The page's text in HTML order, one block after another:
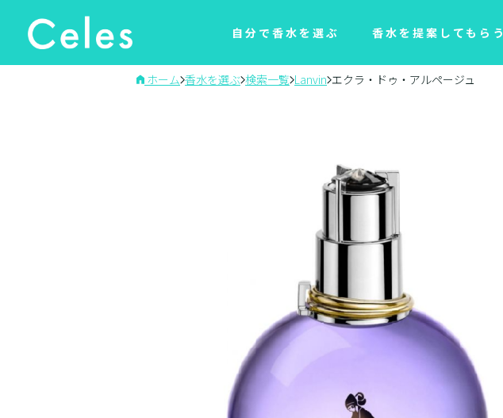
自分で香水を選ぶ 香水を提案してもらう
ホーム 香水を選ぶ 検索一覧 Lanvin エクラ・ドゥ・アルページュ